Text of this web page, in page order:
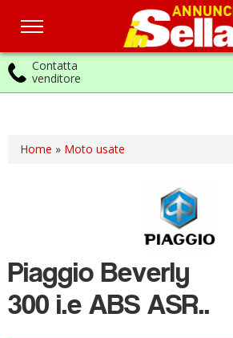
Salta
principale
Home » Moto usate
Piaggio Beverly
300 i.e ABS ASR..
Contatta
venditore